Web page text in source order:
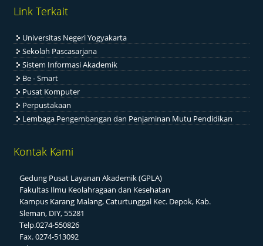
Link Terkait
Universitas Negeri Yogyakarta
Sekolah Pascasarjana
Sistem Informasi Akademik
Be - Smart
Pusat Komputer
Perpustakaan
Lembaga Pengembangan dan Penjaminan Mutu Pendidikan
Kontak Kami
Gedung Pusat Layanan Akademik (GPLA)
Fakultas Ilmu Keolahragaan dan Kesehatan
Kampus Karang Malang, Caturtunggal Kec. Depok, Kab.
Sleman, DIY, 55281
Telp.0274-550826
Fax. 0274-513092